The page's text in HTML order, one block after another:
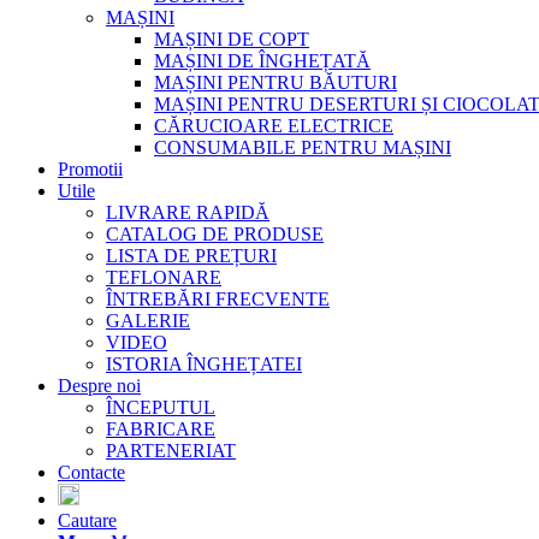
MAȘINI
MAȘINI DE COPT
MAȘINI DE ÎNGHEȚATĂ
MAȘINI PENTRU BĂUTURI
MAȘINI PENTRU DESERTURI ȘI
CĂRUCIOARE ELECTRICE
CONSUMABILE PENTRU MAȘINI
Promotii
Utile
LIVRARE RAPIDĂ
CATALOG DE PRODUSE
LISTA DE PREȚURI
TEFLONARE
ÎNTREBĂRI FRECVENTE
GALERIE
VIDEO
ISTORIA ÎNGHEȚATEI
Despre noi
ÎNCEPUTUL
FABRICARE
PARTENERIAT
Contacte
Cautare